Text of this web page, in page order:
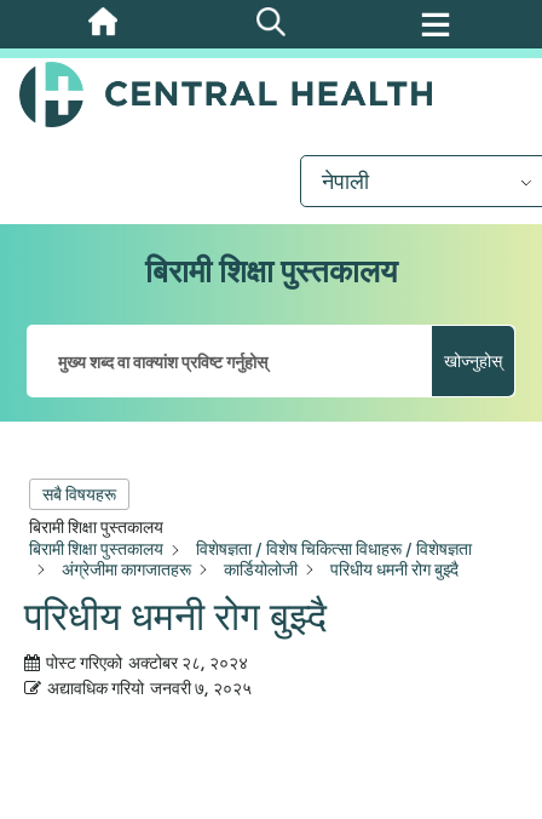
मुख्य
सामग्रीमा
जानुहोस्
नेपाली
बिरामी शिक्षा पुस्तकालय
खोज्नुहोस्
सबै विषयहरू
बिरामी शिक्षा पुस्तकालय
बिरामी शिक्षा पुस्तकालय
विशेषज्ञता / विशेष चिकित्सा विधाहरू / विशेषज्ञता
अंग्रेजीमा कागजातहरू
कार्डियोलोजी परिधीय धमनी रोग बुझ्दै
परिधीय धमनी रोग बुझ्दै
पोस्ट गरिएको अक्टोबर २८, २०२४
अद्यावधिक गरियो जनवरी ७, २०२५